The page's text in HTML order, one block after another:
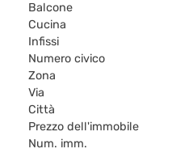
Balcone
Cucina
Infissi
Numero civico
Zona
Via
Città
Prezzo dell'immobile
Num. imm.